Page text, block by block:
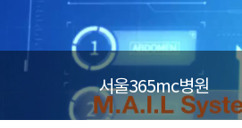
서울365mc병원